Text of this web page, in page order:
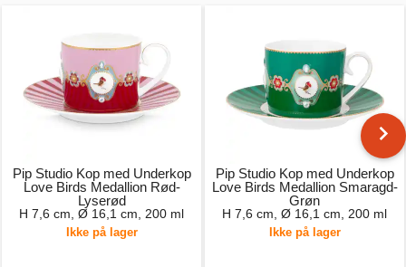
Pip Studio Kop med Underkop
Love Birds Medallion Rød-
Lyserød
H 7,6 cm, Ø 16,1 cm, 200 ml
Ikke på lager
Pip Studio Kop med Underkop
Love Birds Medallion Smaragd-
Grøn
H 7,6 cm, Ø 16,1 cm, 200 ml
Ikke på lager